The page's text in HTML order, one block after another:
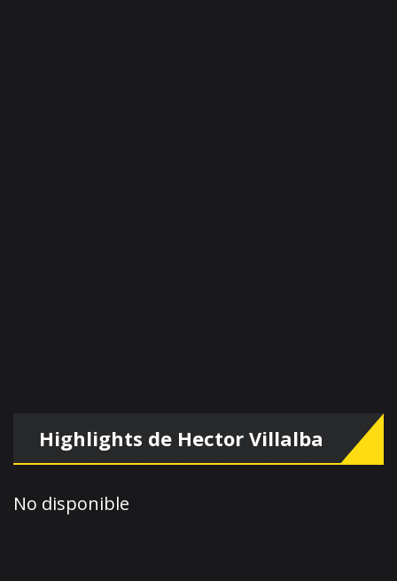
Highlights de Hector Villalba
No disponible